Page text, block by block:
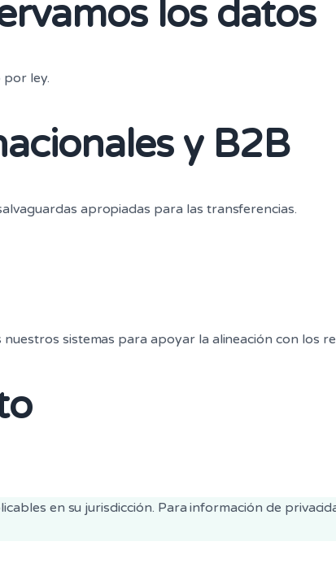
los datos
por ley.
y B2B
apropiadas para las transferencias.
sistemas para apoyar la alineación con los
en su jurisdicción. Para información de